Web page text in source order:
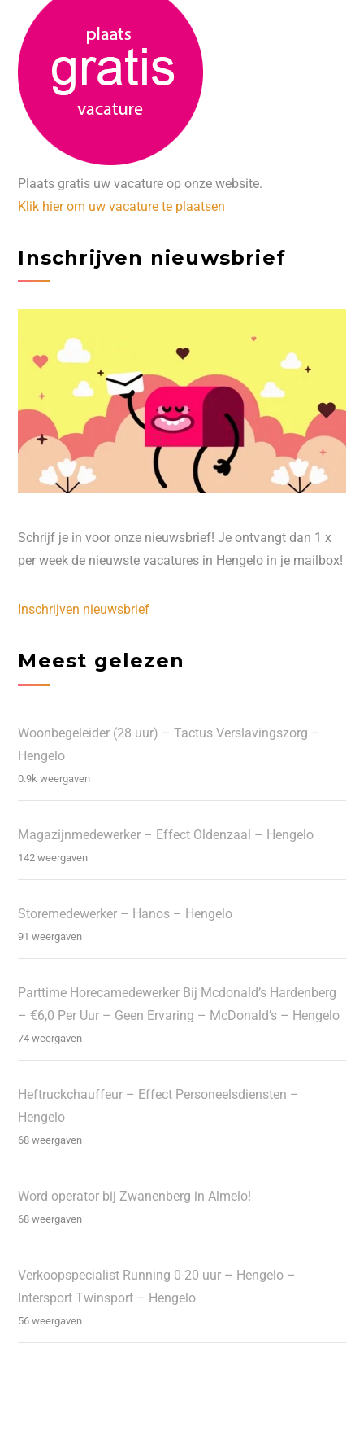
Plaats gratis uw vacature op onze website.
Klik hier om uw vacature te plaatsen
Inschrijven nieuwsbrief
Schrijf je in voor onze nieuwsbrief! Je ontvangt dan 1 x
per week de nieuwste vacatures in Hengelo in je mailbox!
Inschrijven nieuwsbrief
Meest gelezen
Woonbegeleider (28 uur) – Tactus Verslavingszorg –
Hengelo
0.9k weergaven
Magazijnmedewerker – Effect Oldenzaal – Hengelo
142 weergaven
Storemedewerker – Hanos – Hengelo
91 weergaven
Parttime Horecamedewerker Bij Mcdonald’s Hardenberg
– €6,0 Per Uur – Geen Ervaring – McDonald’s – Hengelo
74 weergaven
Heftruckchauffeur – Effect Personeelsdiensten –
Hengelo
68 weergaven
Word operator bij Zwanenberg in Almelo!
68 weergaven
Verkoopspecialist Running 0-20 uur – Hengelo –
Intersport Twinsport – Hengelo
56 weergaven